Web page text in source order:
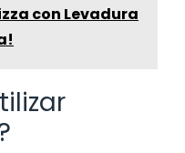
con Levadura